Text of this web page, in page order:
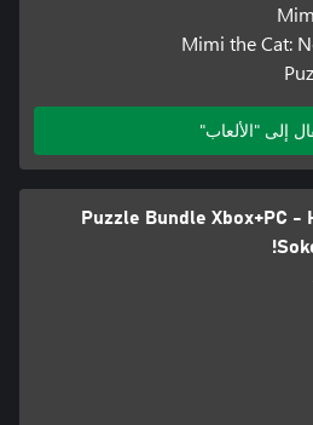
Mimi the Cat:
إلى "الألعاب"
Puzzle Bundle Xbox+PC -